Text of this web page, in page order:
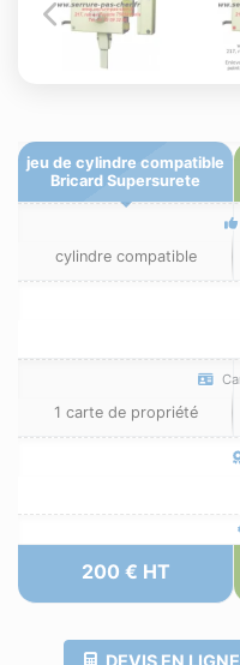
jeu de cylindre compatible
Bricard Supersurete
cylindre compatible
1 carte de propriété
200 € HT